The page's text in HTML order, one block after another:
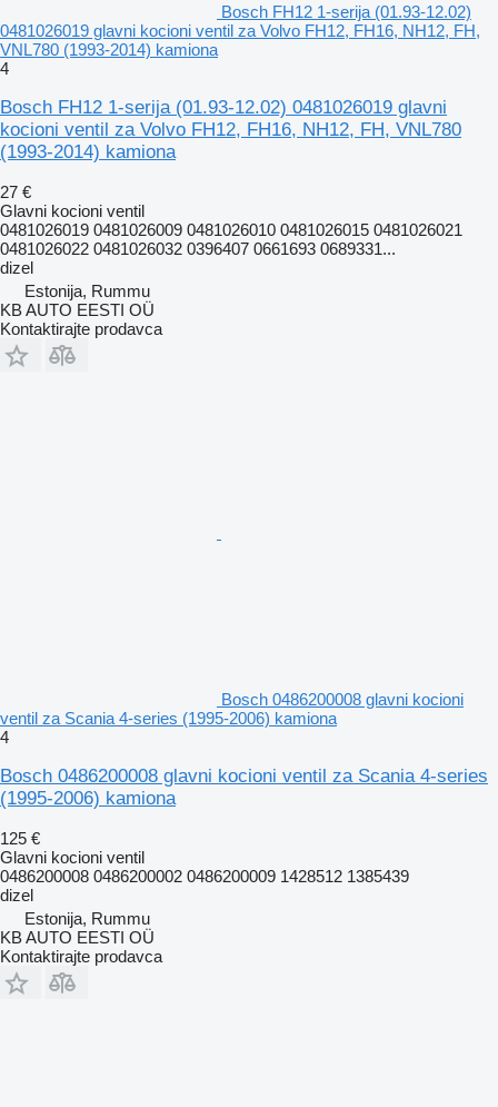
Bosch FH12 1-serija (01.93-12.02)
0481026019 glavni kocioni ventil za Volvo FH12, FH16, NH12, FH,
VNL780 (1993-2014) kamiona
4
Bosch FH12 1-serija (01.93-12.02) 0481026019 glavni
kocioni ventil za Volvo FH12, FH16, NH12, FH, VNL780
(1993-2014) kamiona
27 €
Glavni kocioni ventil
0481026019 0481026009 0481026010 0481026015 0481026021
0481026022 0481026032 0396407 0661693 0689331...
dizel
Estonija, Rummu
KB AUTO EESTI OÜ
Kontaktirajte prodavca
Bosch 0486200008 glavni kocioni
ventil za Scania 4-series (1995-2006) kamiona
4
Bosch 0486200008 glavni kocioni ventil za Scania 4-series
(1995-2006) kamiona
125 €
Glavni kocioni ventil
0486200008 0486200002 0486200009 1428512 1385439
dizel
Estonija, Rummu
KB AUTO EESTI OÜ
Kontaktirajte prodavca